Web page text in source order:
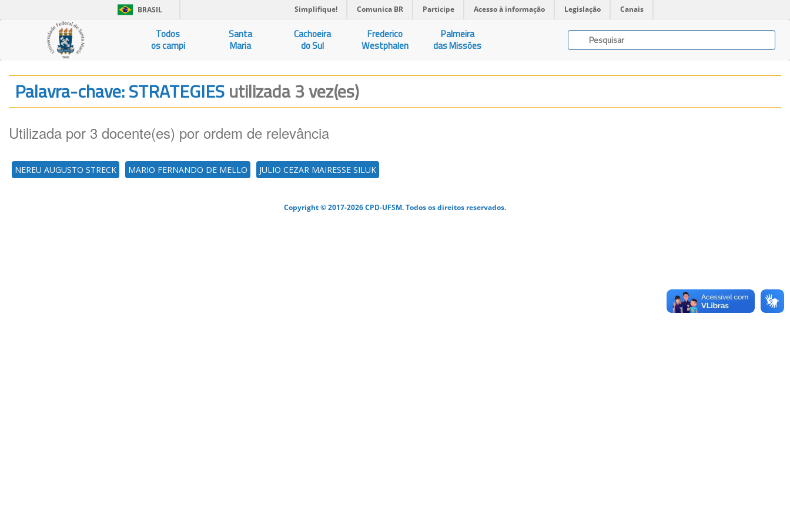
BRASIL Simplifique! Comunica BR Participe Acesso à informação Legislação Canais
Todos
os campi
Santa
Maria
Cachoeira
do Sul
Frederico
Westphalen
Palmeira
das Missões
Palavra-chave: STRATEGIESutilizada 3 vez(es)
Utilizada por 3 docente(es) por ordem de relevância
NEREU AUGUSTO STRECK MARIO FERNANDO DE MELLO JULIO CEZAR MAIRESSE SILUK
Copyright © 2017-2026 CPD-UFSM. Todos os direitos reservados.